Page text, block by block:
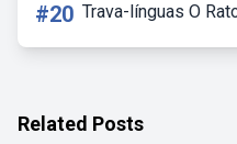
#20 Trava-línguas O
Related Posts